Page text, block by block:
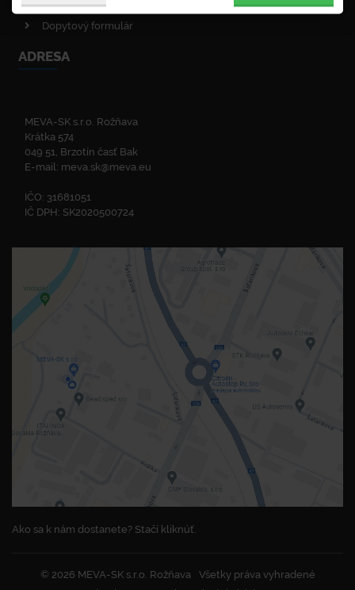
Zelená linka
Dopytový formulár
ADRESA
MEVA-SK s.r.o. Rožňava
Krátka 574
049 51, Brzotín časť Bak
E-mail: meva.sk@meva.eu
IČO: 31681051
IČ DPH: SK2020500724
Ako sa k nám dostanete? Stačí kliknúť.
© 2026 MEVA-SK s.r.o. Rožňava
Všetky práva vyhradené